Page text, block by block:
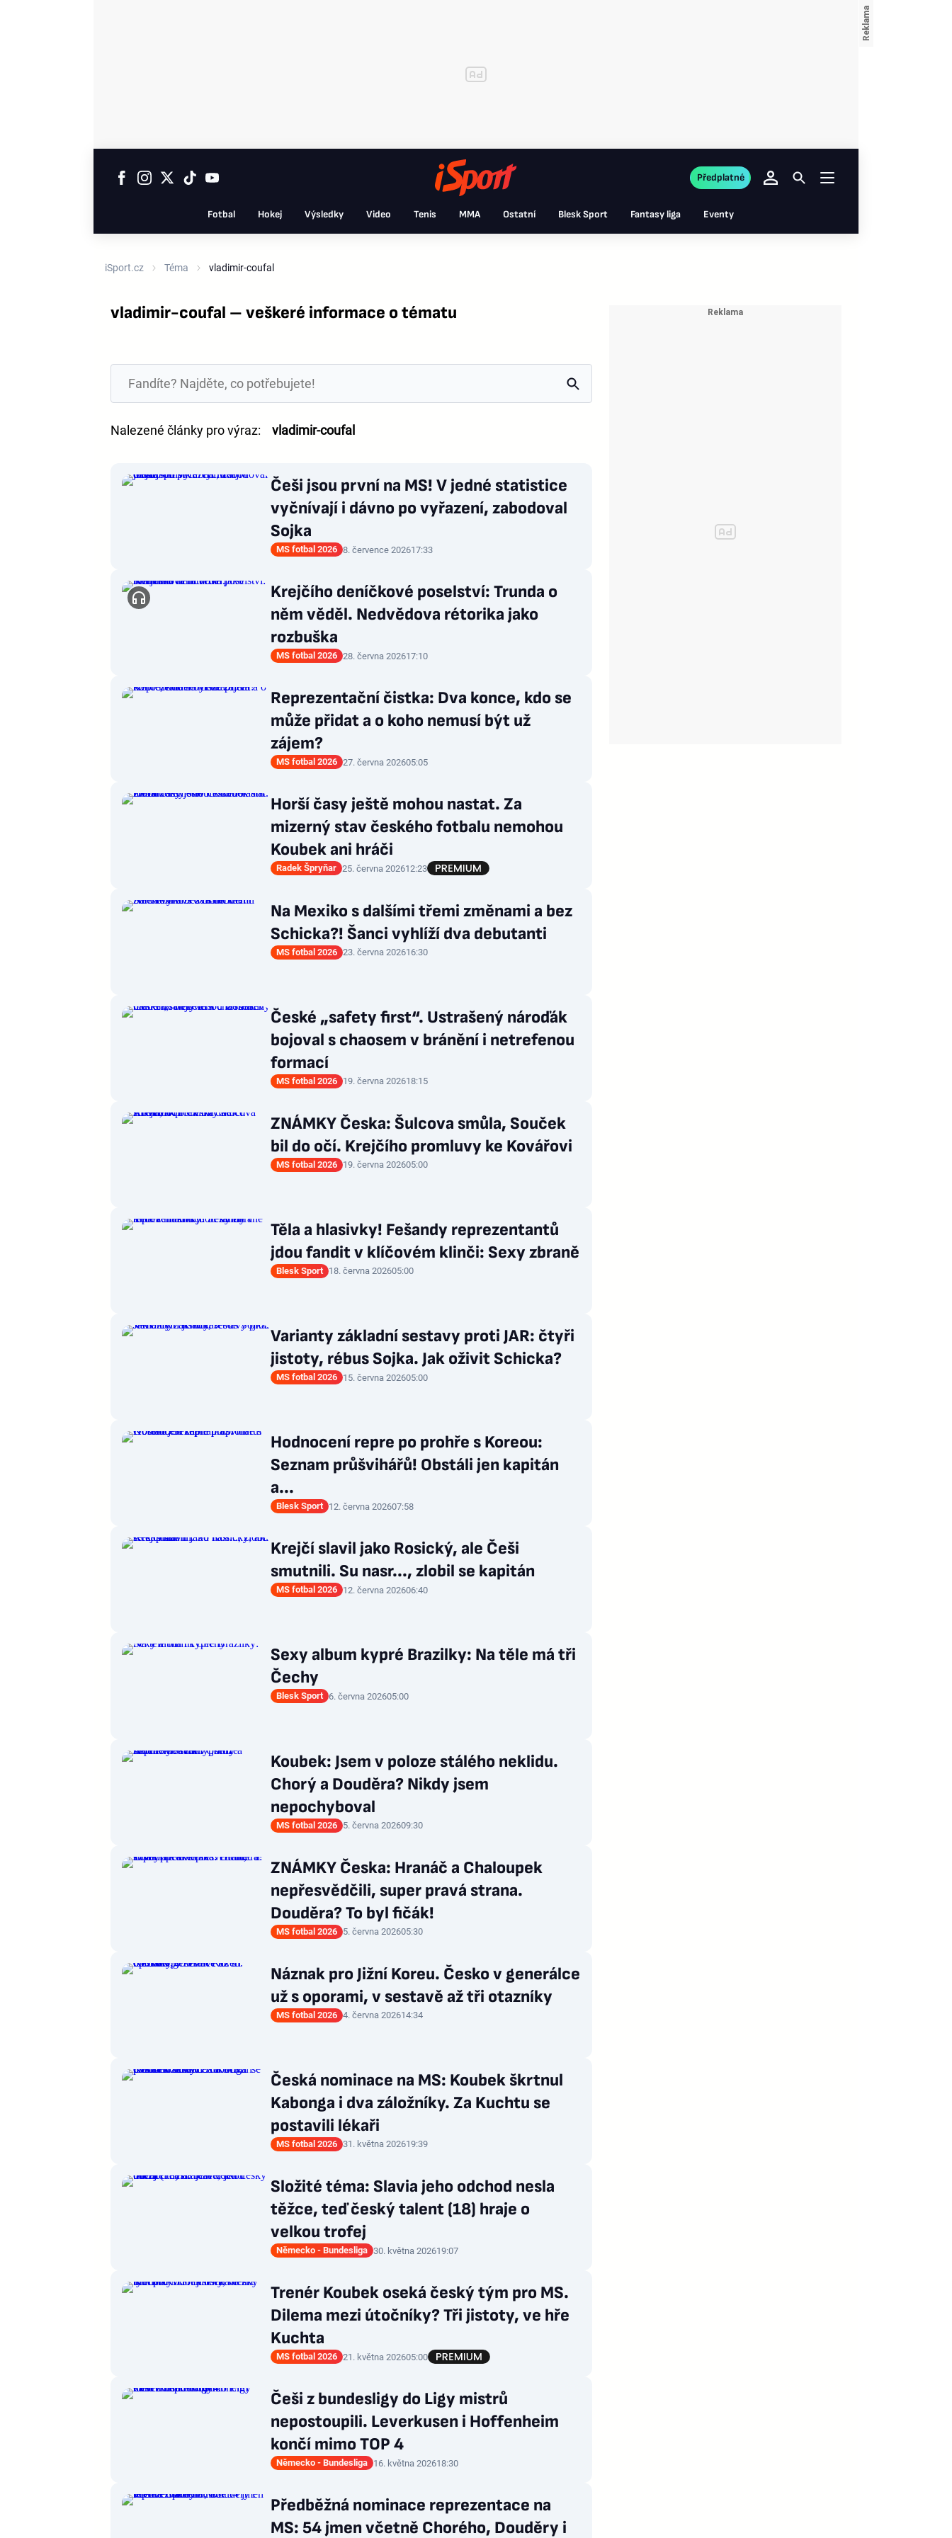
Fotbal Hokej Výsledky Video Tenis MMA Ostatní Blesk Sport Fantasy liga Eventy
Předplatné
iSport.cz Téma vladimir-coufal
vladimir-coufal – veškeré informace o tématu
Nalezené články pro výraz: vladimir-coufal
Češi jsou první na MS! V jedné statistice
vyčnívají i dávno po vyřazení, zabodoval
Sojka
MS fotbal 2026 8. července 202617:33
Krejčího deníčkové poselství: Trunda o
něm věděl. Nedvědova rétorika jako
rozbuška
MS fotbal 2026 28. června 202617:10
Reprezentační čistka: Dva konce, kdo se
může přidat a o koho nemusí být už
zájem?
MS fotbal 2026 27. června 202605:05
Horší časy ještě mohou nastat. Za
mizerný stav českého fotbalu nemohou
Koubek ani hráči
Radek Špryňar 25. června 202612:23
Na Mexiko s dalšími třemi změnami a bez
Schicka?! Šanci vyhlíží dva debutanti
MS fotbal 2026 23. června 202616:30
České „safety first“. Ustrašený nároďák
bojoval s chaosem v bránění i netrefenou
formací
MS fotbal 2026 19. června 202618:15
ZNÁMKY Česka: Šulcova smůla, Souček
bil do očí. Krejčího promluvy ke Kovářovi
MS fotbal 2026 19. června 202605:00
Těla a hlasivky! Fešandy reprezentantů
jdou fandit v klíčovém klinči: Sexy zbraně
Blesk Sport 18. června 202605:00
Varianty základní sestavy proti JAR: čtyři
jistoty, rébus Sojka. Jak oživit Schicka?
MS fotbal 2026 15. června 202605:00
Hodnocení repre po prohře s Koreou:
Seznam průšvihářů! Obstáli jen kapitán
a...
Blesk Sport 12. června 202607:58
Krejčí slavil jako Rosický, ale Češi
smutnili. Su nasr..., zlobil se kapitán
MS fotbal 2026 12. června 202606:40
Sexy album kypré Brazilky: Na těle má tři
Čechy
Blesk Sport 6. června 202605:00
Koubek: Jsem v poloze stálého neklidu.
Chorý a Douděra? Nikdy jsem
nepochyboval
MS fotbal 2026 5. června 202609:30
ZNÁMKY Česka: Hranáč a Chaloupek
nepřesvědčili, super pravá strana.
Douděra? To byl fičák!
MS fotbal 2026 5. června 202605:30
Náznak pro Jižní Koreu. Česko v generálce
už s oporami, v sestavě až tři otazníky
MS fotbal 2026 4. června 202614:34
Česká nominace na MS: Koubek škrtnul
Kabonga i dva záložníky. Za Kuchtu se
postavili lékaři
MS fotbal 2026 31. května 202619:39
Složité téma: Slavia jeho odchod nesla
těžce, teď český talent (18) hraje o
velkou trofej
Německo - Bundesliga 30. května 202619:07
Trenér Koubek oseká český tým pro MS.
Dilema mezi útočníky? Tři jistoty, ve hře
Kuchta
MS fotbal 2026 21. května 202605:00
Češi z bundesligy do Ligy mistrů
nepostoupili. Leverkusen i Hoffenheim
končí mimo TOP 4
Německo - Bundesliga 16. května 202618:30
Předběžná nominace reprezentace na
MS: 54 jmen včetně Chorého, Douděry i